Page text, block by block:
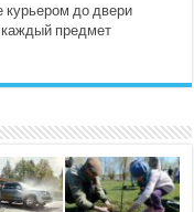
курьером до двери
каждый предмет